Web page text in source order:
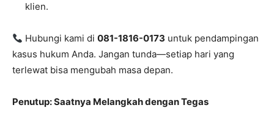
klien.
Hubungi kami di081-1816-0173 untuk pendampingan
kasus hukum Anda. Jangan tunda—setiap hari yang
terlewat bisa mengubah masa depan.
Penutup: Saatnya Melangkah dengan Tegas